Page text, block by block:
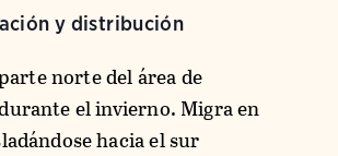
y distribución
norte del área de
el invierno. Migra en
hacia el sur